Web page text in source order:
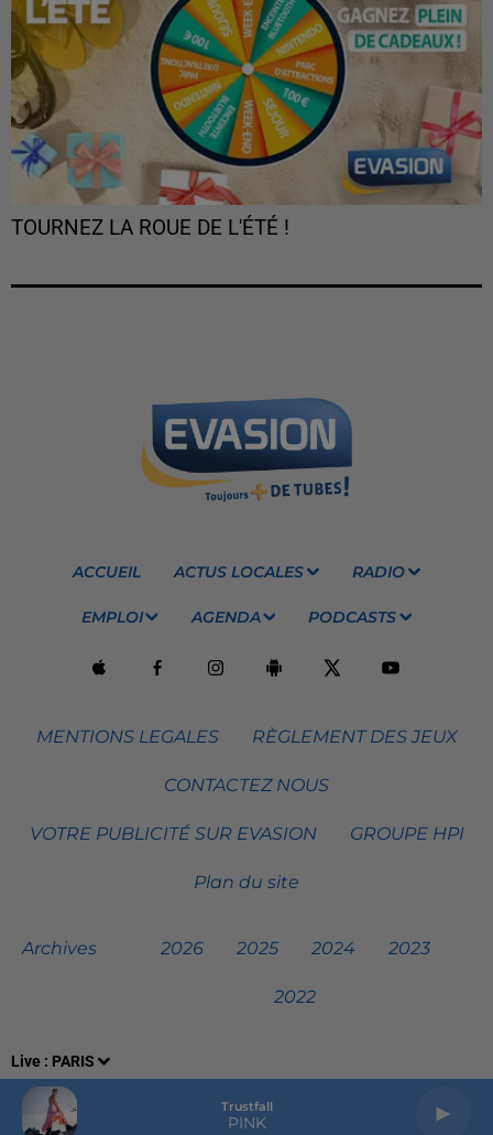
Live : PARIS
Trustfall
PINK
TOURNEZ LA ROUE DE L'ÉTÉ !
ACCUEIL ACTUS LOCALES RADIO
EMPLOI AGENDA PODCASTS
MENTIONS LEGALES RÈGLEMENT DES JEUX
CONTACTEZ NOUS
VOTRE PUBLICITÉ SUR EVASION GROUPE HPI
Plan du site
Archives 2026 2025 2024 2023
2022